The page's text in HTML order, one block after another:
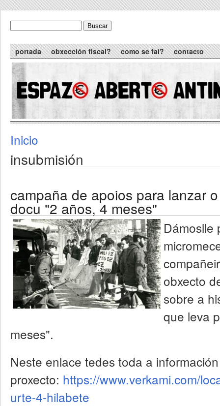
formulario de busca
Main menu
portada obxección fiscal? como se fai? contacto
You are here
Inicio
insubmisión
campaña de apoios para lanzar o
docu "2 años, 4 meses"
Dámoslle
obxecto
sobre a
que leva
meses".
Neste enlace tedes toda a
proxecto: https://www.verkami.com/
urte-4-hilabete